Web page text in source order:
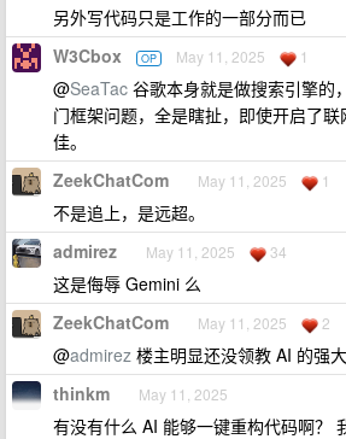
另外写代码只是工作的一部分而已
W3Cbox OP May 11, 2025 1
@SeaTac 谷歌本身就是做搜索引擎的
门框架问题，全是瞎扯，即使开启了
佳。
ZeekChatCom May 11, 2025 1
不是追上，是远超。
admirez May 11, 2025 34
这是侮辱 Gemini 么
ZeekChatCom May 11, 2025 2
@admirez 楼主明显还没领教 AI 的强大
thinkm May 11, 2025
有没有什么 AI 能够一键重构代码啊？